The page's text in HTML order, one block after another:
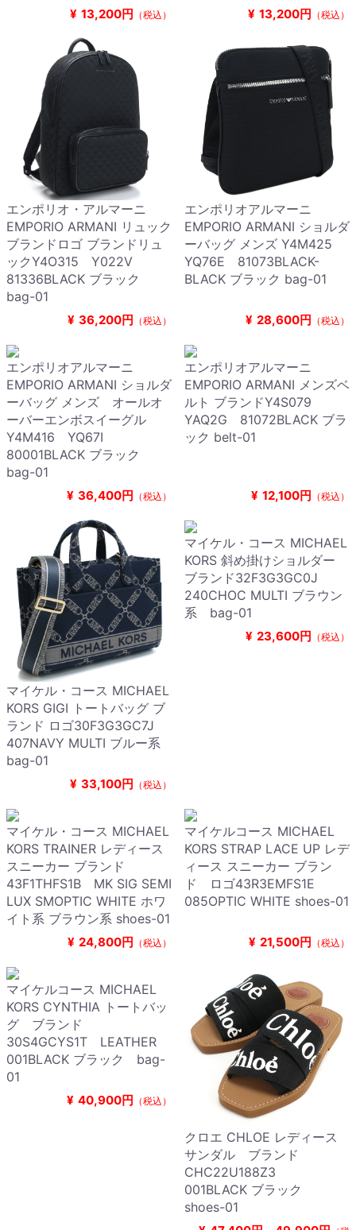
¥ 13,200円 （税込） ¥ 13,200円 （税込）
エンポリオ・アルマーニ
EMPORIO ARMANI リュック
ブランドロゴ ブランドリュ
ックY4O315 Y022V
81336BLACK ブラック
bag-01
¥ 36,200円 （税込）
エンポリオアルマーニ
EMPORIO ARMANI ショルダ
ーバッグ メンズ Y4M425
YQ76E 81073BLACK-
BLACK ブラック bag-01
¥ 28,600円 （税込）
エンポリオアルマーニ
EMPORIO ARMANI ショルダ
ーバッグ メンズ オールオ
ーバーエンボスイーグル
Y4M416 YQ67I
80001BLACK ブラック
bag-01
¥ 36,400円 （税込）
エンポリオアルマーニ
EMPORIO ARMANI メンズベ
ルト ブランドY4S079
YAQ2G 81072BLACK ブラ
ック belt-01
¥ 12,100円 （税込）
マイケル・コース MICHAEL
KORS GIGI トートバッグ ブ
ランド ロゴ30F3G3GC7J
407NAVY MULTI ブルー系
bag-01
¥ 33,100円 （税込）
マイケル・コース MICHAEL
KORS 斜め掛けショルダー
ブランド32F3G3GC0J
240CHOC MULTI ブラウン
系 bag-01
¥ 23,600円 （税込）
マイケル・コース MICHAEL
KORS TRAINER レディース
スニーカー ブランド
43F1THFS1B MK SIG SEMI
LUX SMOPTIC WHITE ホワ
イト系 ブラウン系 shoes-01
¥ 24,800円 （税込）
マイケルコース MICHAEL
KORS STRAP LACE UP レデ
ィース スニーカー ブラン
ド ロゴ43R3EMFS1E
085OPTIC WHITE shoes-01
¥ 21,500円 （税込）
マイケルコース MICHAEL
KORS CYNTHIA トートバッ
グ ブランド
30S4GCYS1T LEATHER
001BLACK ブラック bag-
01
¥ 40,900円 （税込）
クロエ CHLOE レディース
サンダル ブランド
CHC22U188Z3
001BLACK ブラック
shoes-01